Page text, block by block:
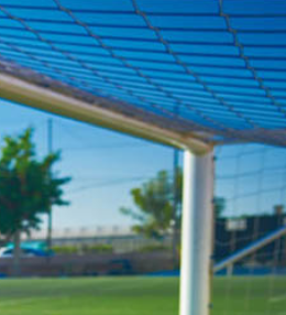
لوآنوی
در
ایران
خوش
آمدید
/
luanvi